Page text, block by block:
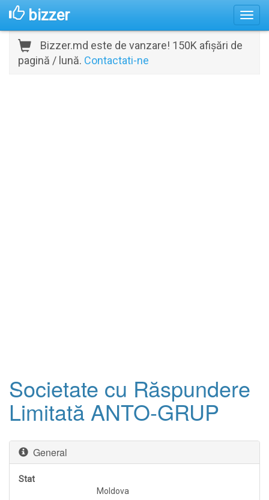
bizzer
Bizzer.md este de vanzare! 150K afișări de
pagină / lună. Contactati-ne
Societate cu Răspundere
Limitată ANTO-GRUP
General
Stat
Moldova